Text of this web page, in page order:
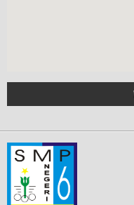
Tes Matrikulasi 2019
Google Maps